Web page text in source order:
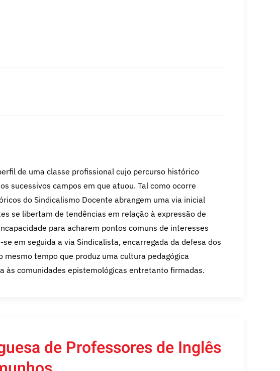
de uma classe profissional cujo percurso histórico
sucessivos campos em que atuou. Tal como ocorre
do Sindicalismo Docente abrangem uma via inicial
se libertam de tendências em relação à expressão de
para acharem pontos comuns de interesses
em seguida a via Sindicalista, encarregada da defesa dos
tempo que produz uma cultura pedagógica
às comunidades epistemológicas entretanto firmadas.
de Professores de Inglês